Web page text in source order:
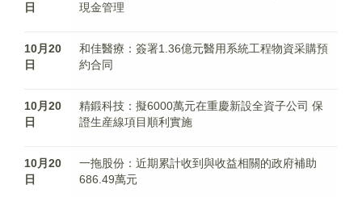
日
現金管理
10月20
日
和佳醫療：簽署1.36億元醫用系統工程物資采購預
約合同
10月20
日
精鍛科技：擬6000萬元在重慶新設全資子公司 保
證生産線項目順利實施
10月20
日
一拖股份：近期累計收到與收益相關的政府補助
686.49萬元